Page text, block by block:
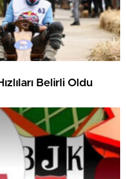
Belirli Oldu